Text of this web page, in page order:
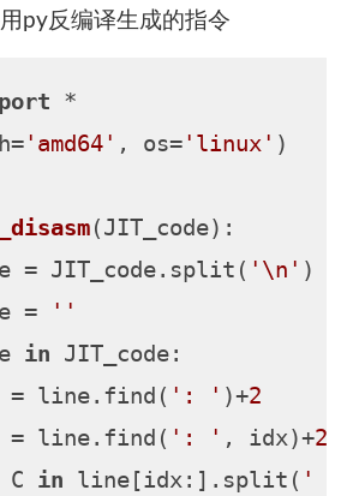
py反编译生成的指令
*
'amd64' , os='linux' )
(JIT_code):
= JIT_code.split(
'\n' )
=
''
in JIT_code:
= line.find(
': ' )+2
= line.find(
': ' , idx)+2
in line[idx:].split( ' '